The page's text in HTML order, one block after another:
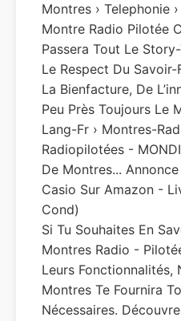
Montres › Telephonie
Montre Radio Pilotée
Passera Tout Le
Le Respect Du Savoir-
La Bienfacture, De
Peu Près Toujours Le
Lang-Fr › Montres-
Radiopilotées -
De Montres...
Casio Sur Amazon -
Cond)
Si Tu Souhaites En
Montres Radio -
Leurs Fonctionnalités,
Montres Te Fournira
Nécessaires.